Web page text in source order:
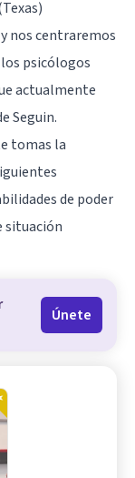
nos centraremos
psicólogos
actualmente
Seguin.
tomas la
de poder
situación
Únete